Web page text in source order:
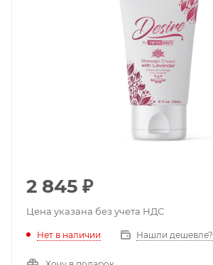
2 845 ₽
Цена указана без учета НДС
Нет в наличии Нашли дешевле?